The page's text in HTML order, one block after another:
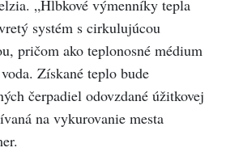
„Hĺbkové výmenníky tepla
systém s cirkulujúcou
pričom ako teplonosné médium
Získané teplo bude
čerpadiel odovzdané úžitkovej
na vykurovanie mesta